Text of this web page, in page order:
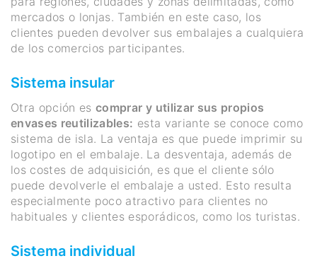
mercados o lonjas. También en este caso, los
clientes pueden devolver sus embalajes a cualquiera
de los comercios participantes.
Sistema insular
Otra opción escomprar y utilizar sus propios
envases reutilizables: esta variante se conoce como
sistema de isla. La ventaja es que puede imprimir su
logotipo en el embalaje. La desventaja, además de
los costes de adquisición, es que el cliente sólo
puede devolverle el embalaje a usted. Esto resulta
especialmente poco atractivo para clientes no
habituales y clientes esporádicos, como los turistas.
Sistema individual